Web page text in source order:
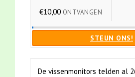
€10,00 ONTVANGEN
STEUN ONS!
De vissenmonitors telden al